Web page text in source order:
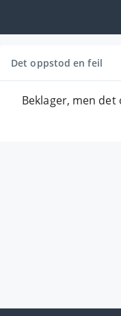
Det oppstod en feil
Beklager, men